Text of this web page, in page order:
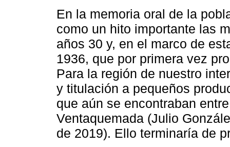
En la memoria oral de la
como un hito importante las
años 30 y, en el marco de
1936, que por primera vez
Para la región de nuestro
y titulación a pequeños
que aún se encontraban
Ventaquemada (Julio
de 2019). Ello terminaría de